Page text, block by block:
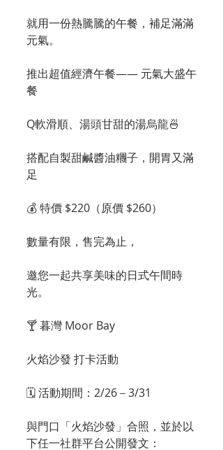
就用一份熱騰騰的午餐，補足滿滿
元氣。
推出超值經濟午餐—— 元氣大盛午
餐
Q軟滑順、湯頭甘甜的湯烏龍🍜
搭配自製甜鹹醬油糰子，開胃又滿
足
💰 特價 $220（原價 $260）
數量有限，售完為止，
邀您一起共享美味的日式午間時
光。
🍸 暮灣 Moor Bay
火焰沙發 打卡活動
🗓 活動期間：2/26－3/31
與門口「火焰沙發」合照，並於以
下任一社群平台公開發文：